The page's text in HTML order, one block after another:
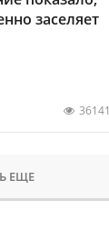
заселяет
36141
ЕЩЕ